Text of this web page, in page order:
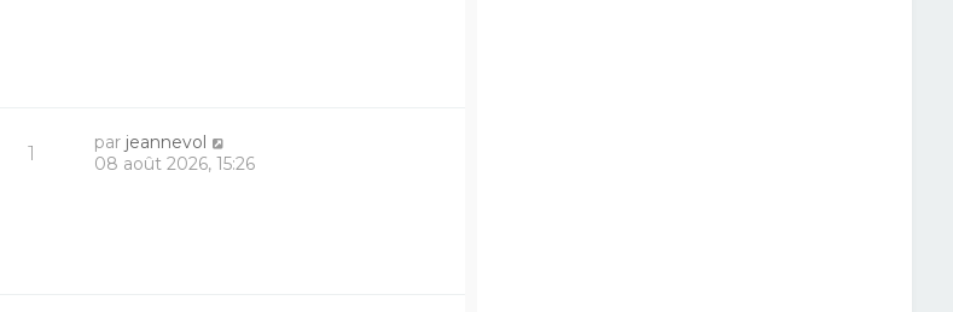
1 par jeannevol
08 août 2026, 15:26